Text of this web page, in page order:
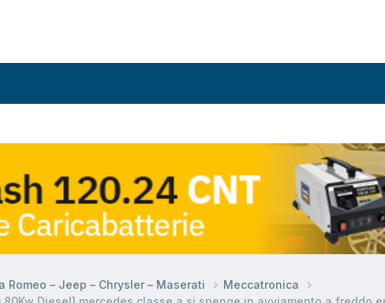
Romeo – Jeep – Chrysler – Maserati
Meccatronica